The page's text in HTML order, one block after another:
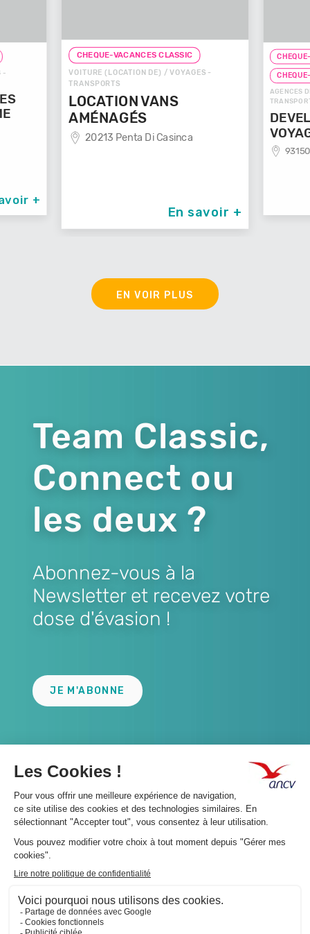
-
+
CHEQUE-VACANCES CLASSIC
VOITURE (LOCATION DE) / VOYAGES -
TRANSPORTS
LOCATION VANS
AMÉNAGÉS
20213 Penta Di Casinca
En savoir +
AGENCES
EN VOIR PLUS
Team Classic,
Connect ou
les deux ?
Abonnez-vous à la
Newsletter et recevez votre
dose d'évasion !
JE M'ABONNE
A propos 👇
Suivez-nous 👇
Infos légales 👇